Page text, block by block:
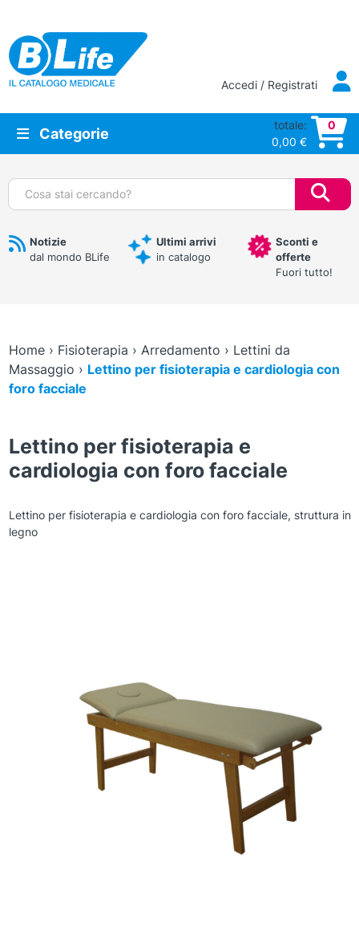
Vai al contenuto principale
Accedi / Registrati
Categorie
totale:
0,00 €
0
Cerca:
Notizie
dal mondo BLife
Ultimi arrivi
in catalogo
Sconti e
offerte
Fuori tutto!
Home› Fisioterapia › Arredamento › Lettini da
Massaggio › Lettino per fisioterapia e cardiologia con
foro facciale
Lettino per fisioterapia e
cardiologia con foro facciale
Lettino per fisioterapia e cardiologia con foro facciale, struttura in
legno